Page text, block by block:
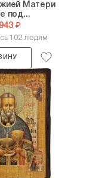
Матери
под...
₽
102 людям